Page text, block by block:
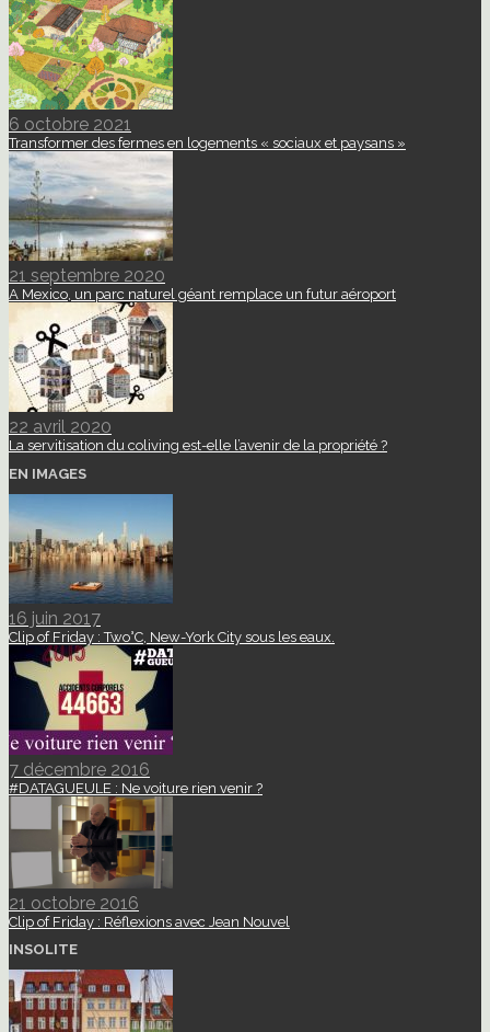
6 octobre 2021
Transformer des fermes en logements « sociaux et paysans »
21 septembre 2020
A Mexico, un parc naturel géant remplace un futur aéroport
22 avril 2020
La servitisation du coliving est-elle l’avenir de la propriété ?
EN IMAGES
16 juin 2017
Clip of Friday : Two°C, New-York City sous les eaux.
7 décembre 2016
#DATAGUEULE : Ne voiture rien venir ?
21 octobre 2016
Clip of Friday : Réflexions avec Jean Nouvel
INSOLITE